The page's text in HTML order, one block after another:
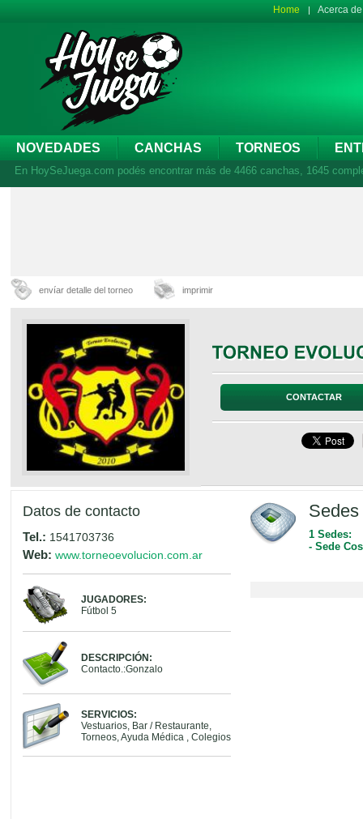
Home Acerca
NOVEDADES CANCHAS TORNEOS
En HoySeJuega.com podés encontrar más de 4466 canchas, 1645
envíar detalle del torneo imprimir
CONTACTAR
Datos de contacto
Tel.: 1541703736
Web: www.torneoevolucion.com.ar
JUGADORES:
Fútbol 5
DESCRIPCIÓN:
Contacto.:Gonzalo
SERVICIOS:
Vestuarios, Bar / Restaurante,
Torneos, Ayuda Médica , Colegios
1 Sedes:
- Sede